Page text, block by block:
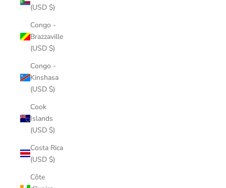
(USD $)
Congo -
Brazzaville
(USD $)
Congo -
Kinshasa
(USD $)
Cook
Islands
(USD $)
Costa Rica
(USD $)
Côte